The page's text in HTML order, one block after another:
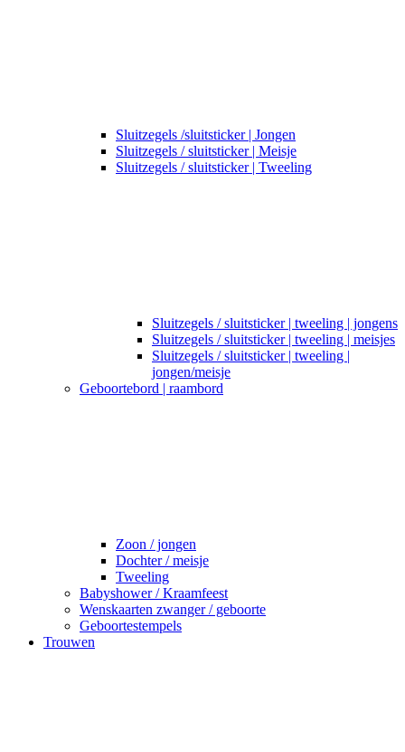
Sluitzegels /sluitsticker | Jongen
Sluitzegels / sluitsticker | Meisje
Sluitzegels / sluitsticker | Tweeling
Sluitzegels / sluitsticker | tweeling | jongens
Sluitzegels / sluitsticker | tweeling | meisjes
Sluitzegels / sluitsticker | tweeling |
jongen/meisje
Geboortebord | raambord
Zoon / jongen
Dochter / meisje
Tweeling
Babyshower / Kraamfeest
Wenskaarten zwanger / geboorte
Geboortestempels
Trouwen